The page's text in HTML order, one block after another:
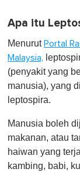
Apa itu
Menurut Portal
Malaysia,
(penyakit yang
manusia), yang
leptospira.
Manusia boleh
makanan, atau
haiwan yang
kambing, babi,